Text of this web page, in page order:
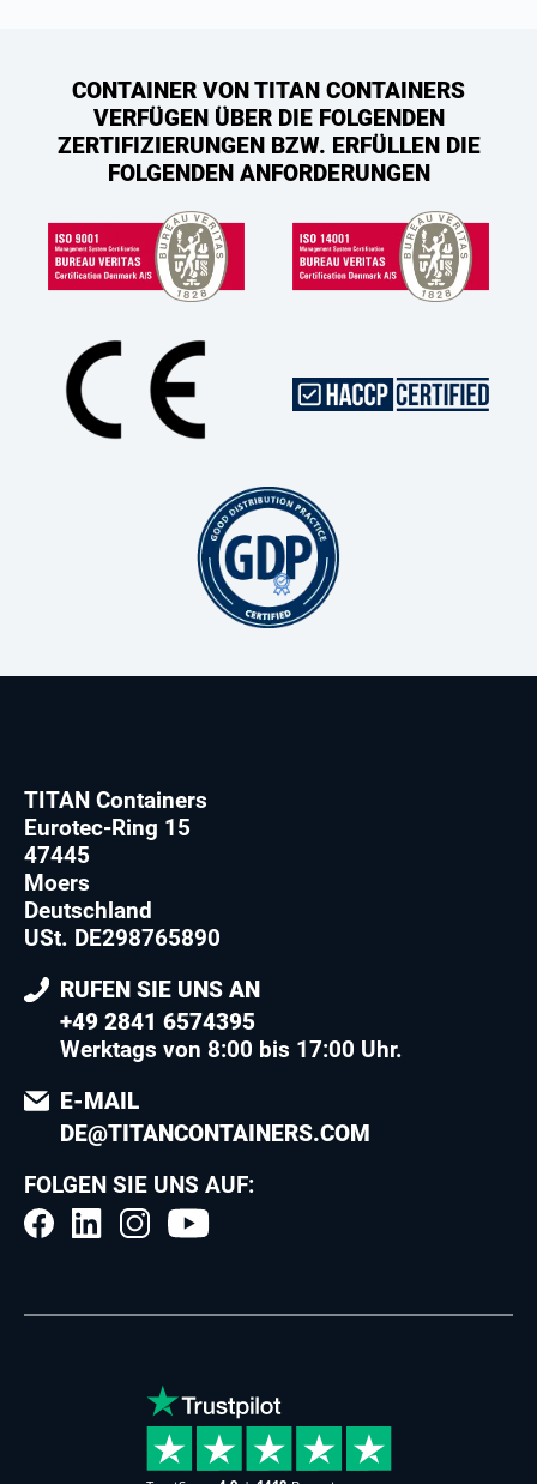
CONTAINER VON TITAN CONTAINERS
VERFÜGEN ÜBER DIE FOLGENDEN
ZERTIFIZIERUNGEN BZW. ERFÜLLEN DIE
FOLGENDEN ANFORDERUNGEN
TITAN Containers
Eurotec-Ring 15
47445
Moers
Deutschland
USt. DE298765890
RUFEN SIE UNS AN
+49 2841 6574395
Werktags von 8:00 bis 17:00 Uhr.
E-MAIL
DE@TITANCONTAINERS.COM
FOLGEN SIE UNS AUF: